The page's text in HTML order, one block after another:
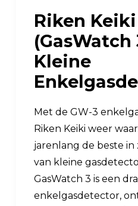
Riken Keiki
(GasWatch
Kleine
Met de GW-3
Riken Keiki weer
jarenlang de beste
van kleine
GasWatch 3 is een
enkelgasdetector,